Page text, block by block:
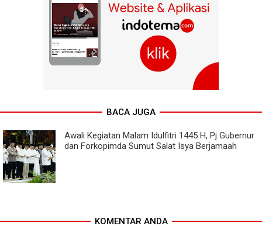
BACA JUGA
Awali Kegiatan Malam Idulfitri 1445 H, Pj Gubernur
dan Forkopimda Sumut Salat Isya Berjamaah
KOMENTAR ANDA